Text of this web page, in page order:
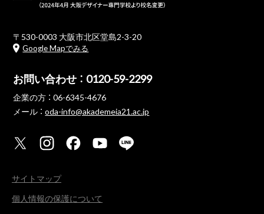
〒530-0003 大阪市北区堂島2-3-20
Google Mapでみる
お問い合わせ ： 0120-59-2299
企業の方 ： 06-6345-4676
メール ：oda-info@akademeia21.ac.jp
サイトマップ
個人情報の保護について